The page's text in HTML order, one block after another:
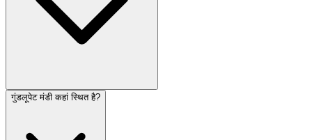
गुंडलूपेट मंडी कहां स्थित है?